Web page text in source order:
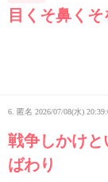
目くそ鼻くそ
6. 匿名 2026/07/08(水)
戦争しかけ
ばわり